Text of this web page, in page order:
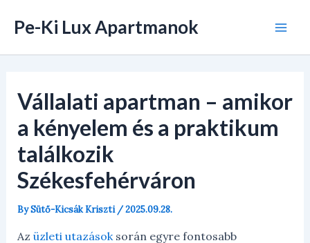
Pe-Ki Lux Apartmanok
Vállalati apartman – amikor
a kényelem és a praktikum
találkozik
Székesfehérváron
BySütő-Kicsák Kriszti /2025.09.28.
Az üzleti utazásoksorán egyre fontosabb